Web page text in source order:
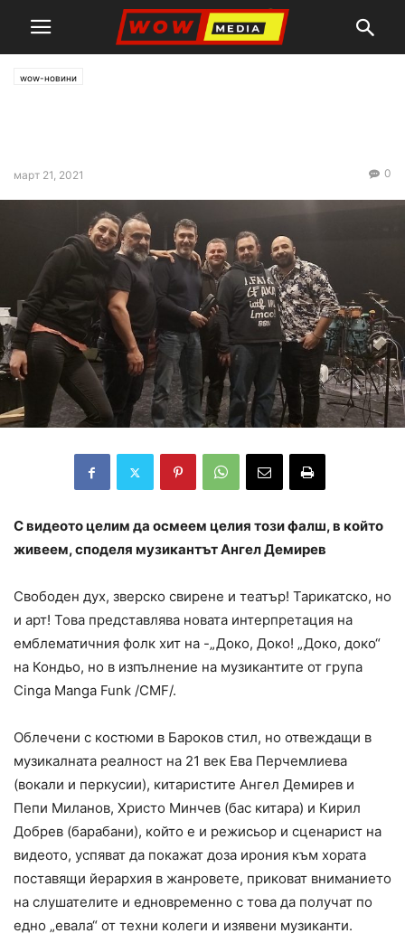
wow-новини
март 21, 2021 0
С видеото целим да осмеем целия този фалш, в който
живеем, споделя музикантът Ангел Демирев
Свободен дух, зверско свирене и театър! Тарикатско, но
и арт! Това представлява новата интерпретация на
емблематичния фолк хит на -„Доко, Доко! „Доко, доко“
на Кондьо, но в изпълнение на музикантите от група
Cinga Manga Funk /CMF/.
Облечени с костюми в Бароков стил, но отвеждащи в
музикалната реалност на 21 век Ева Перчемлиева
(вокали и перкусии), китаристите Ангел Демирев и
Пепи Миланов, Христо Минчев (бас китара) и Кирил
Добрев (барабани), който е и режисьор и сценарист на
видеото, успяват да покажат доза ирония към хората
поставящи йерархия в жанровете, приковат вниманието
на слушателите и едновременно с това да получат по
едно „евала“ от техни колеги и изявени музиканти.